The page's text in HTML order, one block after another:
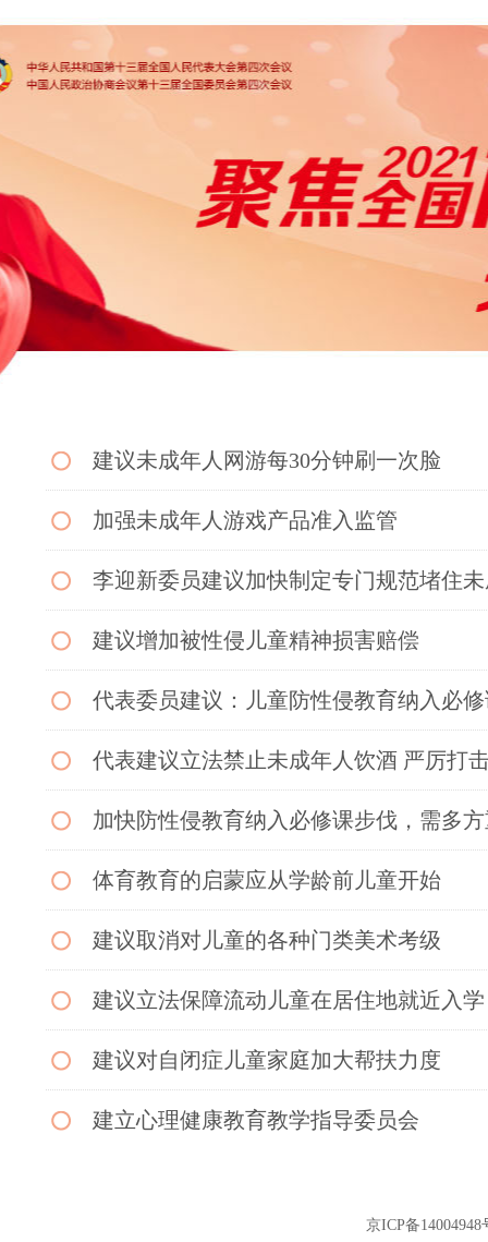
建议未成年人网游每30分钟刷一次脸
加强未成年人游戏产品准入监管
李迎新委员建议加快制定专门规范堵住
建议增加被性侵儿童精神损害赔偿
代表委员建议：儿童防性侵教育纳入必
代表建议立法禁止未成年人饮酒 严厉打
加快防性侵教育纳入必修课步伐，需多
体育教育的启蒙应从学龄前儿童开始
建议取消对儿童的各种门类美术考级
建议立法保障流动儿童在居住地就近入学
建议对自闭症儿童家庭加大帮扶力度
建立心理健康教育教学指导委员会
京ICP备14004948